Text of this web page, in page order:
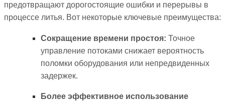
предотвращают дорогостоящие ошибки и перерывы в
процессе литья. Вот некоторые ключевые преимущества:
Сокращение времени простоя: Точное
управление потоками снижает вероятность
поломки оборудования или непредвиденных
задержек.
Более эффективное использование